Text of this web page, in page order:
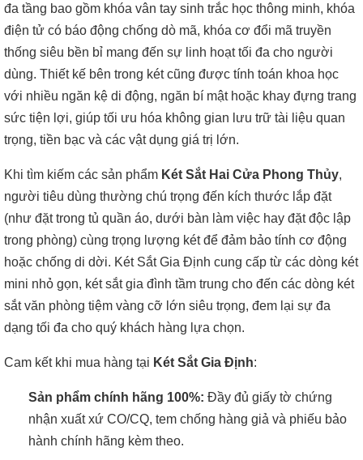
đa tầng bao gồm khóa vân tay sinh trắc học thông minh, khóa
điện tử có báo động chống dò mã, khóa cơ đổi mã truyền
thống siêu bền bỉ mang đến sự linh hoạt tối đa cho người
dùng. Thiết kế bên trong két cũng được tính toán khoa học
với nhiều ngăn kệ di động, ngăn bí mật hoặc khay đựng trang
sức tiện lợi, giúp tối ưu hóa không gian lưu trữ tài liệu quan
trọng, tiền bạc và các vật dụng giá trị lớn.
Khi tìm kiếm các sản phẩm Két Sắt Hai Cửa Phong Thủy,
người tiêu dùng thường chú trọng đến kích thước lắp đặt
(như đặt trong tủ quần áo, dưới bàn làm việc hay đặt độc lập
trong phòng) cùng trọng lượng két để đảm bảo tính cơ động
hoặc chống di dời. Két Sắt Gia Định cung cấp từ các dòng két
mini nhỏ gọn, két sắt gia đình tầm trung cho đến các dòng két
sắt văn phòng tiệm vàng cỡ lớn siêu trọng, đem lại sự đa
dạng tối đa cho quý khách hàng lựa chọn.
Cam kết khi mua hàng tại Két Sắt Gia Định:
Sản phẩm chính hãng 100%: Đầy đủ giấy tờ chứng
nhận xuất xứ CO/CQ, tem chống hàng giả và phiếu bảo
hành chính hãng kèm theo.